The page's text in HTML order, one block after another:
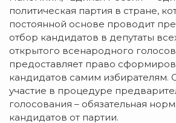
политическая партия в стране,
постоянной основе проводит
отбор кандидатов в депутаты
открытого всенародного
предоставляет право
кандидатов самим избирателям.
участие в процедуре
голосования – обязательная
кандидатов от партии.